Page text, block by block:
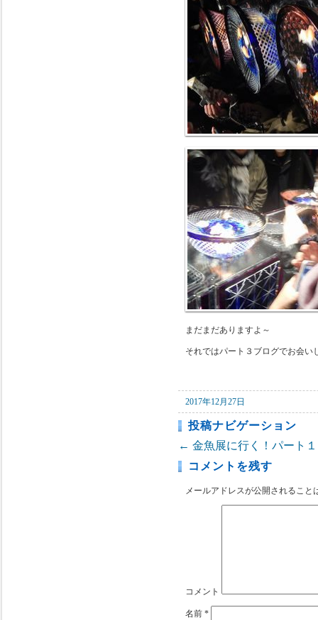
まだまだありますよ～
それではパート３ブログでお会
2017年12月27日
投稿ナビゲーション
← 金魚展に行く！パート１
コメントを残す
メールアドレスが公開されること
コメント
名前 *